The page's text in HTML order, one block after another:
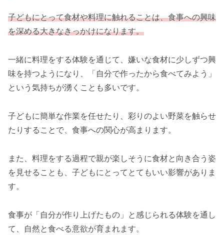
子どもにとって食材や料理に触れることは、食事への興味
を深める大きなきっかけになります。
一緒に料理をする体験を通じて、嫌いな食材に少しずつ興
味を持つようになり、「自分で作ったから食べてみよう」
という気持ちが湧くことも多いです。
子どもに簡単な作業を任せたり、彩りのよい野菜を触らせ
たりすることで、食事への関心が高まります。
また、料理をする過程で親が楽しそうに食材と向き合う姿
を見せることも、子どもにとってとてもいい影響がありま
す。
食事が「自分が作り上げたもの」と感じられる体験を通し
て、自然と食べる意欲が育まれます。